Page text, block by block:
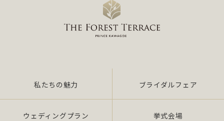
私たちの魅力 ブライダルフェア
ウェディングプラン 挙式会場